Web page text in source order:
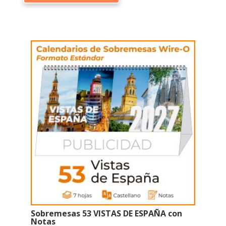
Las
se
pueden
elegir
en
la
página
de
producto
Sobremesas 53 VISTAS DE ESPAÑA con
Notas